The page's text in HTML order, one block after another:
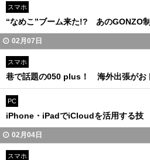
スマホ
“なめこ”ブーム来た!? あのGONZO
02月07日
スマホ
巷で話題の050 plus！ 海外出張がお
PC
iPhone・iPadでiCloudを活用する技
02月04日
スマホ